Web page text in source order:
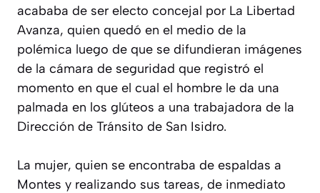
acababa de ser electo concejal por La Libertad
Avanza, quien quedó en el medio de la
polémica luego de que se difundieran imágenes
de la cámara de seguridad que registró el
momento en que el cual el hombre le da una
palmada en los glúteos a una trabajadora de la
Dirección de Tránsito de San Isidro.
La mujer, quien se encontraba de espaldas a
Montes y realizando sus tareas, de inmediato